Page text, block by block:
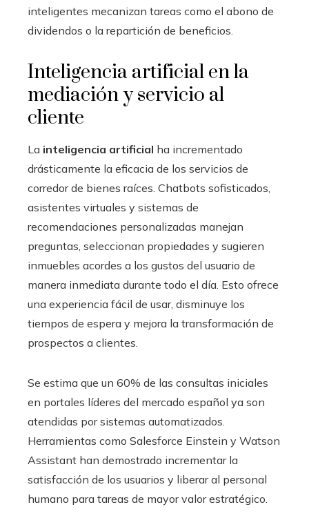
inteligentes mecanizan tareas como el abono de
dividendos o la repartición de beneficios.
Inteligencia artificial en la
mediación y servicio al
cliente
La inteligencia artificial ha incrementado
drásticamente la eficacia de los servicios de
corredor de bienes raíces. Chatbots sofisticados,
asistentes virtuales y sistemas de
recomendaciones personalizadas manejan
preguntas, seleccionan propiedades y sugieren
inmuebles acordes a los gustos del usuario de
manera inmediata durante todo el día. Esto ofrece
una experiencia fácil de usar, disminuye los
tiempos de espera y mejora la transformación de
prospectos a clientes.
Se estima que un 60% de las consultas iniciales
en portales líderes del mercado español ya son
atendidas por sistemas automatizados.
Herramientas como Salesforce Einstein y Watson
Assistant han demostrado incrementar la
satisfacción de los usuarios y liberar al personal
humano para tareas de mayor valor estratégico.